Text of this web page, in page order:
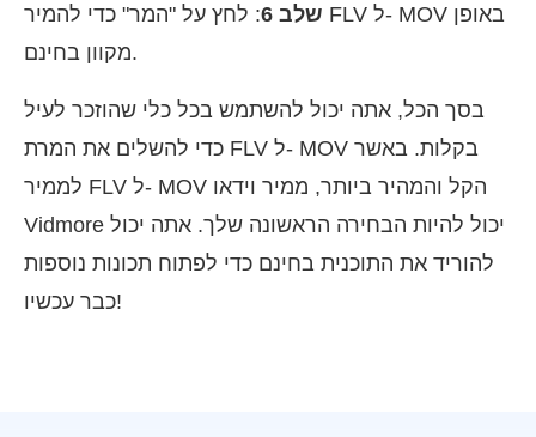
שלב 6
: לחץ על "המר" כדי להמיר FLV ל- MOV באופן
מקוון בחינם.
בסך הכל, אתה יכול להשתמש בכל כלי שהוזכר לעיל
כדי להשלים את המרת FLV ל- MOV בקלות. באשר
לממיר FLV ל- MOV הקל והמהיר ביותר, ממיר וידאו
Vidmore יכול להיות הבחירה הראשונה שלך. אתה יכול
להוריד את התוכנית בחינם כדי לפתוח תכונות נוספות
כבר עכשיו!